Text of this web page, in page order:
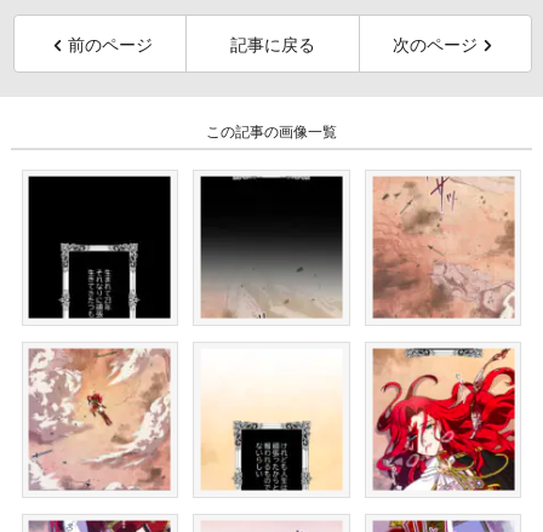
前のページ 記事に戻る 次のページ
この記事の画像一覧